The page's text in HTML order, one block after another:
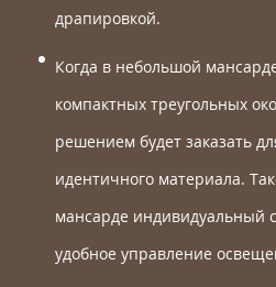
драпировкой.
Когда в небольшой
компактных треугольных
решением будет заказать
идентичного материала.
мансарде индивидуальный
удобное управление